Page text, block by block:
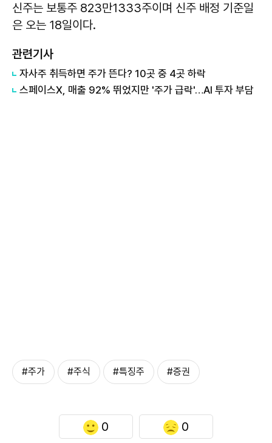
신주는 보통주 823만1333주이며 신주 배정 기준일
은 오는 18일이다.
관련기사
자사주 취득하면 주가 뜬다? 10곳 중 4곳 하락
스페이스X, 매출 92% 뛰었지만 '주가 급락'…AI 투자 부담
#주가 #주식 #특징주 #증권
0 0